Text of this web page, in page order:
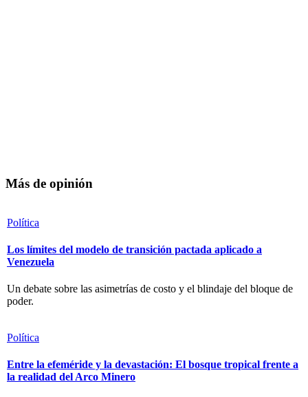
Más de opinión
Política
Los límites del modelo de transición pactada aplicado a
Venezuela
Un debate sobre las asimetrías de costo y el blindaje del bloque de
poder.
Política
Entre la efeméride y la devastación: El bosque tropical frente a
la realidad del Arco Minero